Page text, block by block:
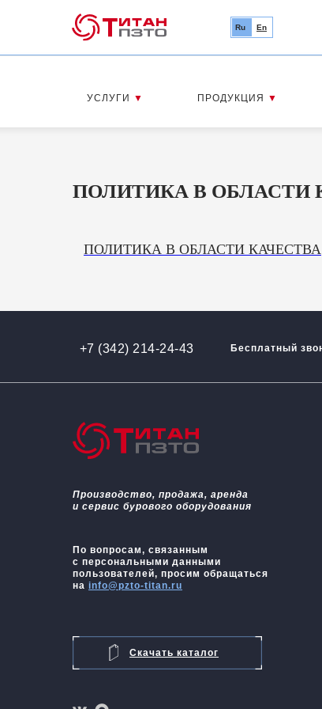
Ru En
УСЛУГИ ▼ ПРОДУКЦИЯ ▼
ПОЛИТИКА В ОБЛАСТИ
ПОЛИТИКА В ОБЛАСТИ КАЧЕСТВА
+7 (342) 214-24-43 Бесплатный
Производство, продажа, аренда
и сервис бурового оборудования
По вопросам, связанным
с персональными данными
пользователей, просим обращаться
на info@pzto-titan.ru
Скачать каталог